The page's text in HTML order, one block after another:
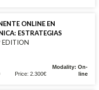
ONLINE EN
ESTRATEGIAS
EDITION
Price: 2.300€
Modality: On-
line